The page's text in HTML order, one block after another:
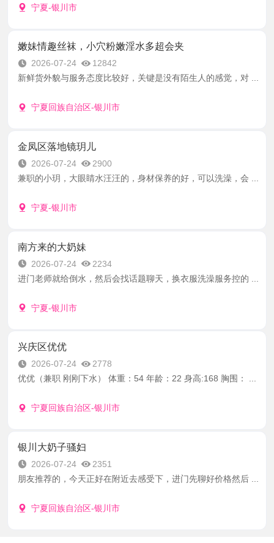
宁夏-银川市
嫩妹情趣丝袜，小穴粉嫩淫水多超会夹
2026-07-24
12842
新鲜货外貌与服务态度比较好，关键是没有陌生人的感觉，对 ...
宁夏回族自治区-银川市
金凤区落地镜玥儿
2026-07-24
2900
兼职的小玥，大眼睛水汪汪的，身材保养的好，可以洗澡，会 ...
宁夏-银川市
南方来的大奶妹
2026-07-24
2234
进门老师就给倒水，然后会找话题聊天，换衣服洗澡服务控的 ...
宁夏-银川市
兴庆区优优
2026-07-24
2778
优优（兼职 刚刚下水） 体重：54 年龄：22 身高:168 胸围： ...
宁夏回族自治区-银川市
银川大奶子骚妇
2026-07-24
2351
朋友推荐的，今天正好在附近去感受下，进门先聊好价格然后 ...
宁夏回族自治区-银川市